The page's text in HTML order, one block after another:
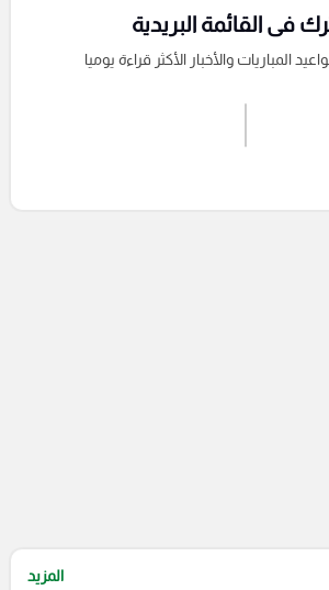
فى القائمة البريدية
المباريات والأخبار الأكثر قراءة يوميا
المزيد